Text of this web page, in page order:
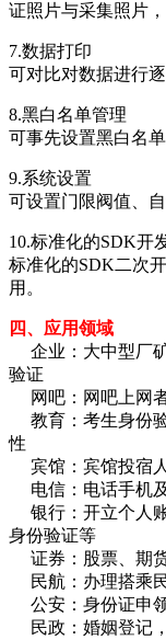
证照片与采集照片
7.数据打印
可对比对数据进行逐
8.黑白名单管理
可事先设置黑白名
9.系统设置
可设置门限阀值、
10.标准化的SDK开
标准化的SDK二次
用。
四、应用领域
企业：大中型厂
验证
网吧：网吧上网
教育：考生身份
性
宾馆：宾馆投宿
电信：电话手机
银行：开立个人
身份验证等
证券：股票、期
民航：办理搭乘
公安：身份证申
民政：婚姻登记